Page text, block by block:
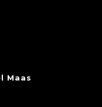
Maas